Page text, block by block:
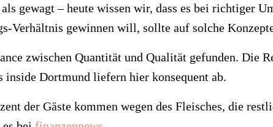
gewagt – heute wissen wir, dass es bei richtiger
Verhältnis gewinnen will, sollte auf solche
zwischen Quantität und Qualität gefunden. Die
inside Dortmund liefern hier konsequent ab.
der Gäste kommen wegen des Fleisches, die